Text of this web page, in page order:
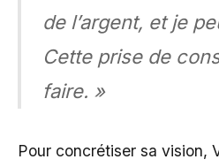
de l’argent, et je
Cette prise de
faire. »
Pour concrétiser sa vision,